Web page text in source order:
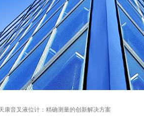
康音叉液位计：精确测量的创新解决方案